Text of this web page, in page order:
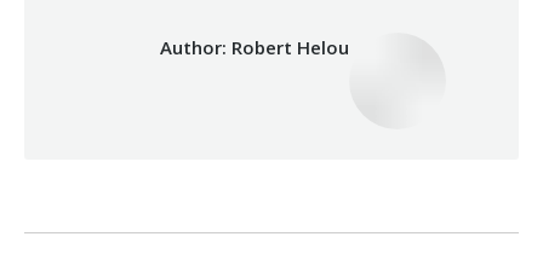
Author: Robert Helou